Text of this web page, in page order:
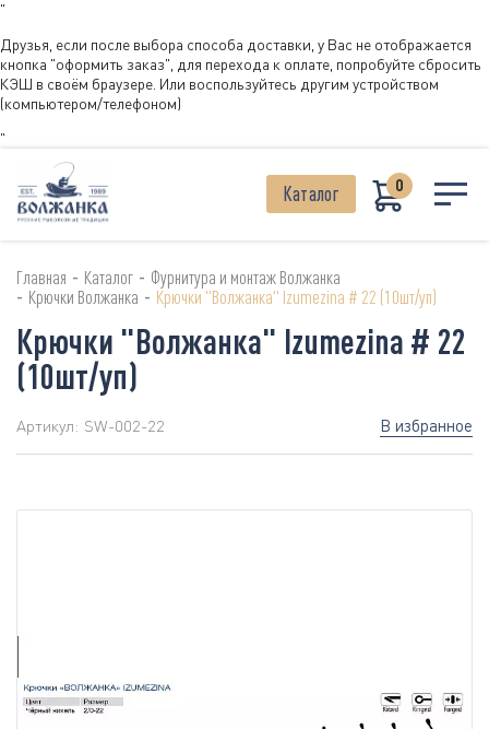
"
Друзья, если после выбора способа доставки, у Вас не отображается
кнопка "оформить заказ", для перехода к оплате, попробуйте сбросить
КЭШ в своём браузере. Или воспользуйтесь другим устройством
(компьютером/телефоном)
"
Каталог 0
Главная - Каталог - Фурнитура и монтаж Волжанка
- Крючки Волжанка - Крючки "Волжанка" Izumezina # 22 (10шт/уп)
Крючки "Волжанка" Izumezina # 22
(10шт/уп)
Артикул: SW-002-22 В избранное